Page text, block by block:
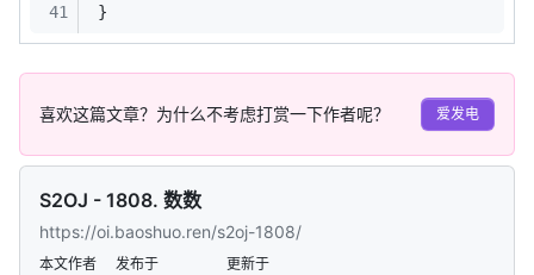
41
}
喜欢这篇文章？为什么不考虑打赏一下作者呢？ 爱发电
S2OJ - 1808. 数数
https://oi.baoshuo.ren/s2oj-1808/
本文作者 发布于 更新于